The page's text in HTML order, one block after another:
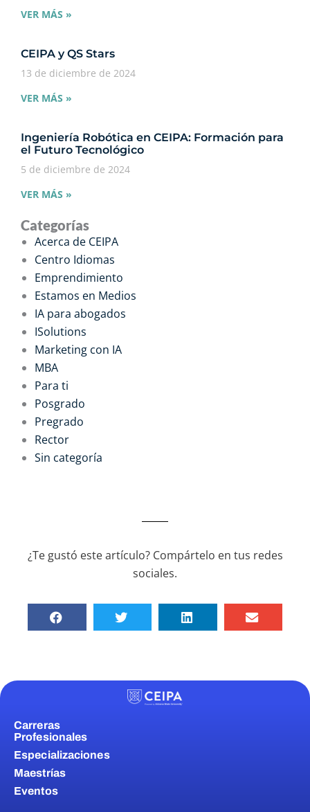
VER MÁS »
CEIPA y QS Stars
13 de diciembre de 2024
VER MÁS »
Ingeniería Robótica en CEIPA: Formación para
el Futuro Tecnológico
5 de diciembre de 2024
VER MÁS »
Categorías
Acerca de CEIPA
Centro Idiomas
Emprendimiento
Estamos en Medios
IA para abogados
ISolutions
Marketing con IA
MBA
Para ti
Posgrado
Pregrado
Rector
Sin categoría
¿Te gustó este artículo? Compártelo en tus redes
sociales.
Carreras
Profesionales
Especializaciones
Maestrías
Eventos